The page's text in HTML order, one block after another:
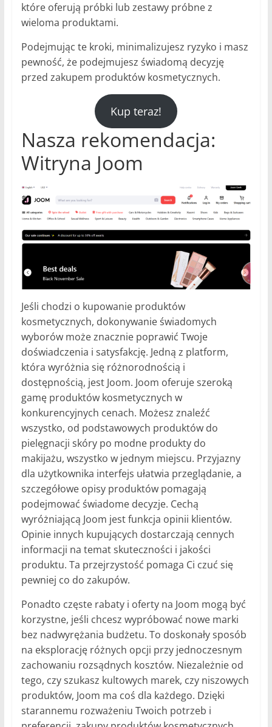
które oferują próbki lub zestawy próbne z
wieloma produktami.
Podejmując te kroki, minimalizujesz ryzyko i masz
pewność, że podejmujesz świadomą decyzję
przed zakupem produktów kosmetycznych.
Kup teraz!
Nasza rekomendacja:
Witryna Joom
Jeśli chodzi o kupowanie produktów
kosmetycznych, dokonywanie świadomych
wyborów może znacznie poprawić Twoje
doświadczenia i satysfakcję. Jedną z platform,
która wyróżnia się różnorodnością i
dostępnością, jest Joom. Joom oferuje szeroką
gamę produktów kosmetycznych w
konkurencyjnych cenach. Możesz znaleźć
wszystko, od podstawowych produktów do
pielęgnacji skóry po modne produkty do
makijażu, wszystko w jednym miejscu. Przyjazny
dla użytkownika interfejs ułatwia przeglądanie, a
szczegółowe opisy produktów pomagają
podejmować świadome decyzje. Cechą
wyróżniającą Joom jest funkcja opinii klientów.
Opinie innych kupujących dostarczają cennych
informacji na temat skuteczności i jakości
produktu. Ta przejrzystość pomaga Ci czuć się
pewniej co do zakupów.
Ponadto częste rabaty i oferty na Joom mogą być
korzystne, jeśli chcesz wypróbować nowe marki
bez nadwyrężania budżetu. To doskonały sposób
na eksplorację różnych opcji przy jednoczesnym
zachowaniu rozsądnych kosztów. Niezależnie od
tego, czy szukasz kultowych marek, czy niszowych
produktów, Joom ma coś dla każdego. Dzięki
starannemu rozważeniu Twoich potrzeb i